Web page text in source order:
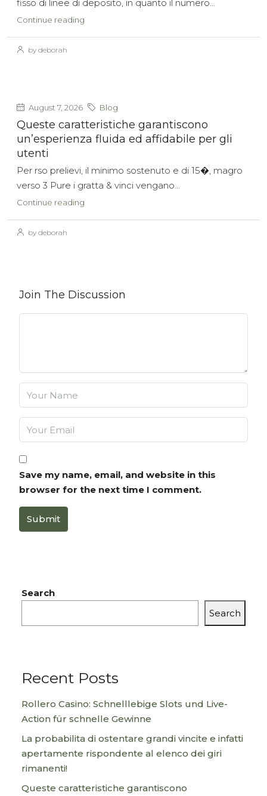
fisso di linee di deposito, in quanto il numero...
Continue reading
by deborah
August 7, 2026 Blog
Queste caratteristiche garantiscono
un’esperienza fluida ed affidabile per gli
utenti
Per rso prelievi, il minimo sostenuto e di 15�, magro
verso 3 Pure i gratta & vinci vengano...
Continue reading
by deborah
Join The Discussion
Save my name, email, and website in this
browser for the next time I comment.
Submit
Search
Search
Recent Posts
Rollero Casino: Schnelllebige Slots und Live-
Action für schnelle Gewinne
La probabilita di ostentare grandi vincite e infatti
apertamente rispondente al elenco dei giri
rimanenti!
Queste caratteristiche garantiscono